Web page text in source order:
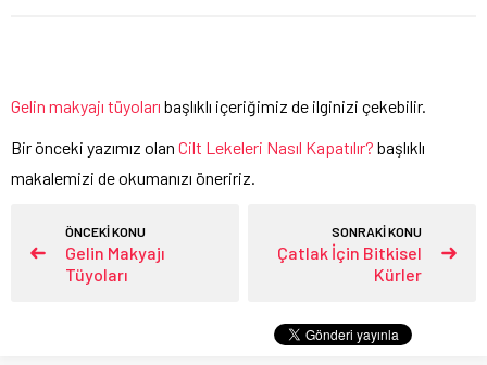
Gelin makyajı tüyoları başlıklı içeriğimiz de ilginizi çekebilir.
Bir önceki yazımız olan Cilt Lekeleri Nasıl Kapatılır? başlıklı
makalemizi de okumanızı öneririz.
ÖNCEKİ KONU
Gelin Makyajı
Tüyoları
SONRAKİ KONU
Çatlak İçin Bitkisel
Kürler